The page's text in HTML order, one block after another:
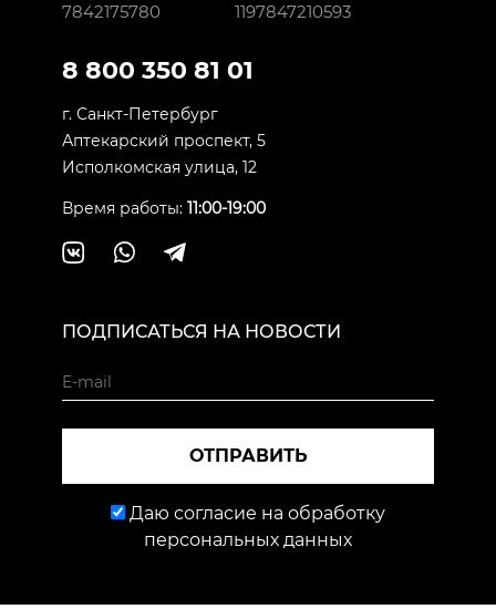
7842175780
1197847210593
8 800 350 81 01
г. Санкт-Петербург
Аптекарский проспект, 5
Исполкомская улица, 12
Время работы: 11:00-19:00
ПОДПИСАТЬСЯ НА НОВОСТИ
ОТПРАВИТЬ
Даю согласие на обработку
персональных данных